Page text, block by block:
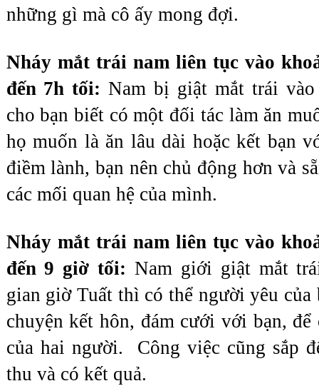
những gì mà cô ấy mong đợi.
Nháy mắt trái nam liên tục vào
đến 7h tối: Nam bị giật mắt trái
cho bạn biết có một đối tác làm ăn
họ muốn là ăn lâu dài hoặc kết bạn
điềm lành, bạn nên chủ động hơn và
các mối quan hệ của mình.
Nháy mắt trái nam liên tục vào
đến 9 giờ tối: Nam giới giật mắt
gian giờ Tuất thì có thể người yêu của
chuyện kết hôn, đám cưới với bạn,
của hai người.  Công việc cũng sắp
thu và có kết quả.